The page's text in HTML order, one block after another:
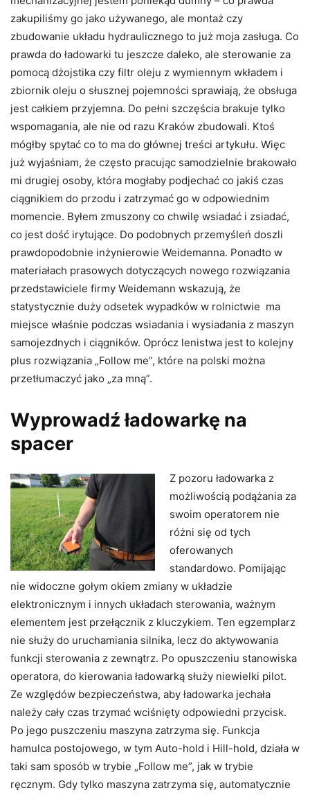
zakupiliśmy go jako używanego, ale montaż czy
zbudowanie układu hydraulicznego to już moja zasługa. Co
prawda do ładowarki tu jeszcze daleko, ale sterowanie za
pomocą dżojstika czy filtr oleju z wymiennym wkładem i
zbiornik oleju o słusznej pojemności sprawiają, że obsługa
jest całkiem przyjemna. Do pełni szczęścia brakuje tylko
wspomagania, ale nie od razu Kraków zbudowali. Ktoś
mógłby spytać co to ma do głównej treści artykułu. Więc
już wyjaśniam, że często pracując samodzielnie brakowało
mi drugiej osoby, która mogłaby podjechać co jakiś czas
ciągnikiem do przodu i zatrzymać go w odpowiednim
momencie. Byłem zmuszony co chwilę wsiadać i zsiadać,
co jest dość irytujące. Do podobnych przemyśleń doszli
prawdopodobnie inżynierowie Weidemanna. Ponadto w
materiałach prasowych dotyczących nowego rozwiązania
przedstawiciele firmy Weidemann wskazują, że
statystycznie duży odsetek wypadków w rolnictwie ma
miejsce właśnie podczas wsiadania i wysiadania z maszyn
samojezdnych i ciągników. Oprócz lenistwa jest to kolejny
plus rozwiązania „Follow me”, które na polski można
przetłumaczyć jako „za mną”.
Wyprowadź ładowarkę na
spacer
Z pozoru ładowarka z
możliwością podążania za
swoim operatorem nie
różni się od tych
oferowanych
standardowo. Pomijając
nie widoczne gołym okiem zmiany w układzie
elektronicznym i innych układach sterowania, ważnym
elementem jest przełącznik z kluczykiem. Ten egzemplarz
nie służy do uruchamiania silnika, lecz do aktywowania
funkcji sterowania z zewnątrz. Po opuszczeniu stanowiska
operatora, do kierowania ładowarką służy niewielki pilot.
Ze względów bezpieczeństwa, aby ładowarka jechała
należy cały czas trzymać wciśnięty odpowiedni przycisk.
Po jego puszczeniu maszyna zatrzyma się. Funkcja
hamulca postojowego, w tym Auto-hold i Hill-hold, działa w
taki sam sposób w trybie „Follow me”, jak w trybie
ręcznym. Gdy tylko maszyna zatrzyma się, automatycznie